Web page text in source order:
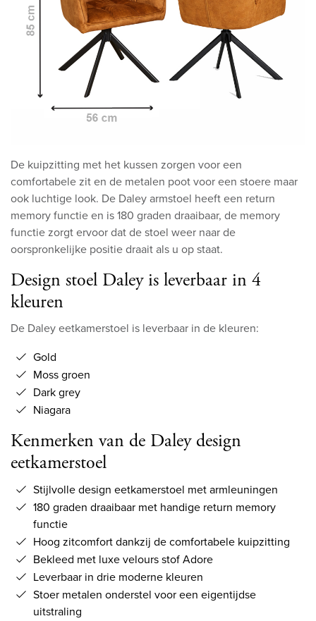
De kuipzitting met het kussen zorgen voor een
comfortabele zit en de metalen poot voor een stoere maar
ook luchtige look. De Daley armstoel heeft een return
memory functie en is 180 graden draaibaar, de memory
functie zorgt ervoor dat de stoel weer naar de
oorspronkelijke positie draait als u op staat.
Design stoel Daley is leverbaar in 4
kleuren
De Daley eetkamerstoel is leverbaar in de kleuren:
Gold
Moss groen
Dark grey
Niagara
Kenmerken van de Daley design
eetkamerstoel
Stijlvolle design eetkamerstoel met armleuningen
180 graden draaibaar met handige return memory
functie
Hoog zitcomfort dankzij de comfortabele kuipzitting
Bekleed met luxe velours stof Adore
Leverbaar in drie moderne kleuren
Stoer metalen onderstel voor een eigentijdse
uitstraling